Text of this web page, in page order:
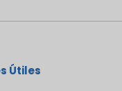
Útiles